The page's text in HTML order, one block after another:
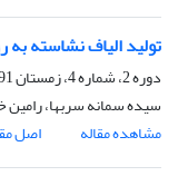
تولید الیاف نشاسته
دوره 2، شماره 4، زمستان 1391، صفحه
سیده سمانه سربها، رامین
مشاهده مقاله
اصل